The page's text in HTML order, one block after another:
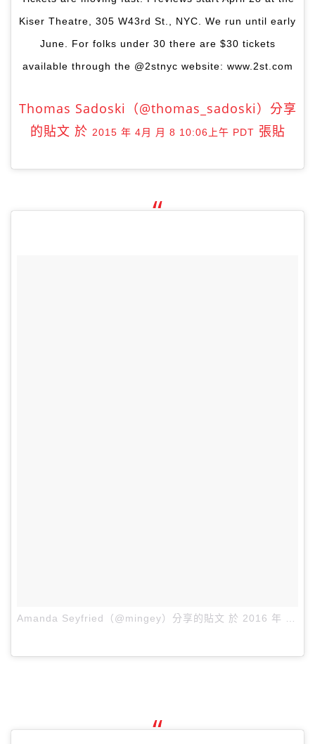
Kiser Theatre, 305 W43rd St., NYC. We run until early
June. For folks under 30 there are $30 tickets
available through the @2stnyc website: www.2st.com
Thomas Sadoski（@thomas_sadoski）分享
的貼文 於 2015 年 4月 月 8 10:06上午 PDT 張貼
Amanda Seyfried（@mingey）分享的貼文 於 2016 年 11月 月 8 10:36上午 PST